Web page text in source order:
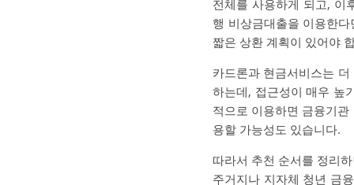
전체를 사용하게 되고, 이
행 비상금대출을 이용한
짧은 상환 계획이 있어야
카드론과 현금서비스는
하는데, 접근성이 매우 높
적으로 이용하면 금융기
용할 가능성도 있습니다.
따라서 추천 순서를 정리
주거지나 지자체 청년 금